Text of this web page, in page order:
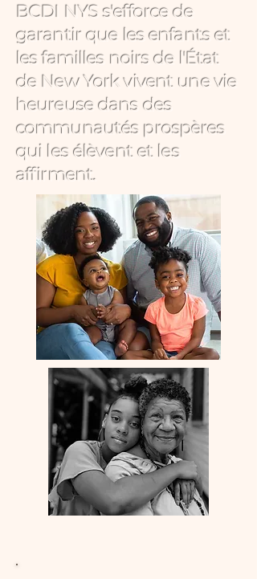
BCDI NYS s'efforce de
garantir que les enfants et
les familles noirs de l'État
de New York vivent une vie
heureuse dans des
communautés prospères
qui les élèvent et les
affirment.